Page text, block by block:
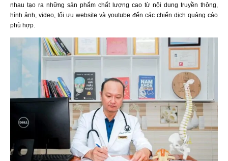
nhau tạo ra những sản phẩm chất lượng cao từ nội dung truyền thông,
hình ảnh, video, tối ưu website và youtube đến các chiến dịch quảng cáo
phù hợp.